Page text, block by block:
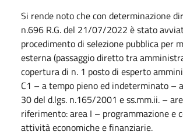
Si rende noto che con determinazione
n.696 R.G. del 21/07/2022 è stato
procedimento di selezione pubblica per
esterna (passaggio diretto tra
copertura di n. 1 posto di esperto
C1 – a tempo pieno ed indeterminato –
30 del d.lgs. n.165/2001 e ss.mm.ii. –
riferimento: area I – programmazione e
attività economiche e finanziarie.